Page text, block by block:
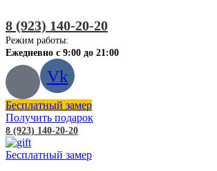
8 (923) 140-20-20
Режим работы:
Ежедневно с 9:00 до 21:00
Vk
Бесплатный замер
Получить подарок
8 (923) 140-20-20
Бесплатный замер